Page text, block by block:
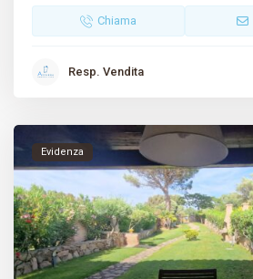
Chiama
Resp. Vendita
Evidenza